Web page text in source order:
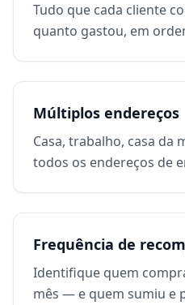
Tudo que cada cliente
quanto gastou, em
Múltiplos endereços
Casa, trabalho, casa da
todos os endereços de
Frequência de
Identifique quem
mês — e quem sumiu e